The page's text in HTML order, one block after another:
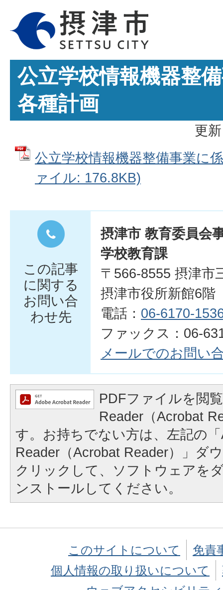
公立学校情報機器整
各種計画
更
公立学校情報機器整備事業に
ァイル: 176.8KB)
この記事
に関する
お問い合
わせ先
摂津市 教育委員会
学校教育課
〒566-8555 摂津市
摂津市役所新館6階
電話： 06-6170-
ファックス：06-
メールでのお問い
PDFファイルを閲
Reader（Acrobat
す。お持ちでない方は、左記の
Reader（Acrobat Reader）」ダ
クリックして、ソフトウェアを
ンストールしてください。
このサイトについて
免責
個人情報の取り扱いについて